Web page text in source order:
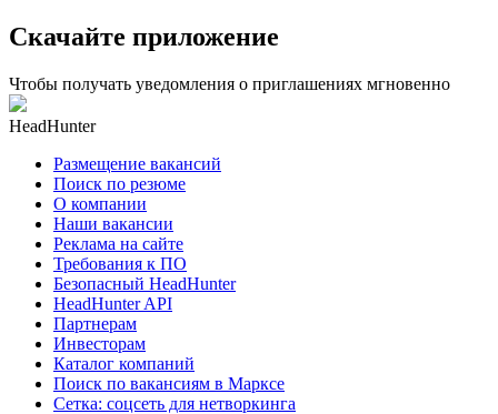
Скачайте приложение
Чтобы получать уведомления о приглашениях мгновенно
HeadHunter
Размещение вакансий
Поиск по резюме
О компании
Наши вакансии
Реклама на сайте
Требования к ПО
Безопасный HeadHunter
HeadHunter API
Партнерам
Инвесторам
Каталог компаний
Поиск по вакансиям в Марксе
Сетка: соцсеть для нетворкинга